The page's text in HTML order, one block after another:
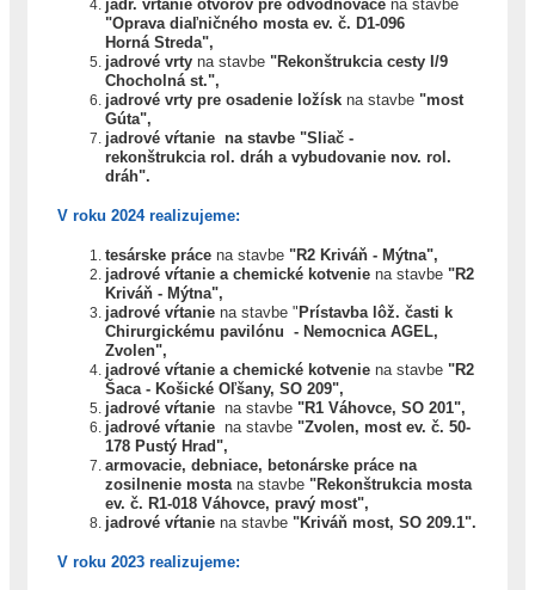
jadr. vŕtanie otvorov pre odvodňovače na stavbe
"Oprava diaľničného mosta ev. č. D1-096
Horná Streda",
jadrové vrty na stavbe "Rekonštrukcia cesty I/9
Chocholná st.",
jadrové vrty pre osadenie ložísk na stavbe "most
Gúta",
jadrové vŕtanie na stavbe "Sliač -
rekonštrukcia rol. dráh a vybudovanie nov. rol.
dráh".
V roku 2024 realizujeme:
tesárske práce na stavbe "R2 Kriváň - Mýtna",
jadrové vŕtanie a chemické kotvenie na stavbe "R2
Kriváň - Mýtna",
jadrové vŕtanie na stavbe "Prístavba lôž. časti k
Chirurgickému pavilónu - Nemocnica AGEL,
Zvolen",
jadrové vŕtanie a chemické kotvenie na stavbe "R2
Šaca - Košické Oľšany, SO 209",
jadrové vŕtanie na stavbe "R1 Váhovce, SO 201",
jadrové vŕtanie na stavbe "Zvolen, most ev. č. 50-
178 Pustý Hrad",
armovacie, debniace, betonárske práce na
zosilnenie mosta na stavbe "Rekonštrukcia mosta
ev. č. R1-018 Váhovce, pravý most",
jadrové vŕtanie na stavbe "Kriváň most, SO 209.1".
V roku 2023 realizujeme: